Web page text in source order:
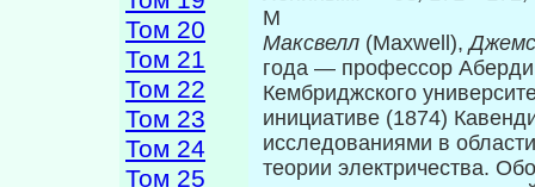
Том 20
Том 21
Том 22
Том 23
Том 24
Том 25
M
Максвелл (Maxwell),
года — профессор
Кембриджского
инициативе (1874)
исследования­ми в
теории электричества.